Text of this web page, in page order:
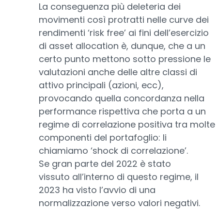
La conseguenza più deleteria dei
movimenti così protratti nelle curve dei
rendimenti ‘risk free’ ai fini dell’esercizio
di asset allocation è, dunque, che a un
certo punto mettono sotto pressione le
valutazioni anche delle altre classi di
attivo principali (azioni, ecc),
provocando quella concordanza nella
performance rispettiva che porta a un
regime di correlazione positiva tra molte
componenti del portafoglio: li
chiamiamo ‘shock di correlazione’.
Se gran parte del 2022 è stato
vissuto all’interno di questo regime, il
2023 ha visto l’avvio di una
normalizzazione verso valori negativi.